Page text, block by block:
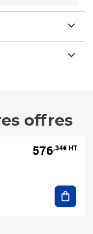
offres
576,34€ HT